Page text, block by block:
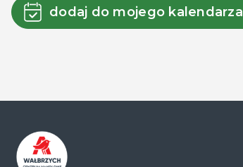
dodaj do mojego kalendarza